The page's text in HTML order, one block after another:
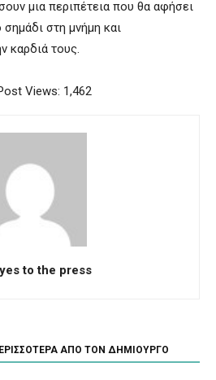
μια περιπέτεια που θα αφήσει
σημάδι στη μνήμη και
καρδιά τους.
Views: 1,462
to the press
ΑΠΟ ΤΟΝ ΔΗΜΙΟΥΡΓΟ